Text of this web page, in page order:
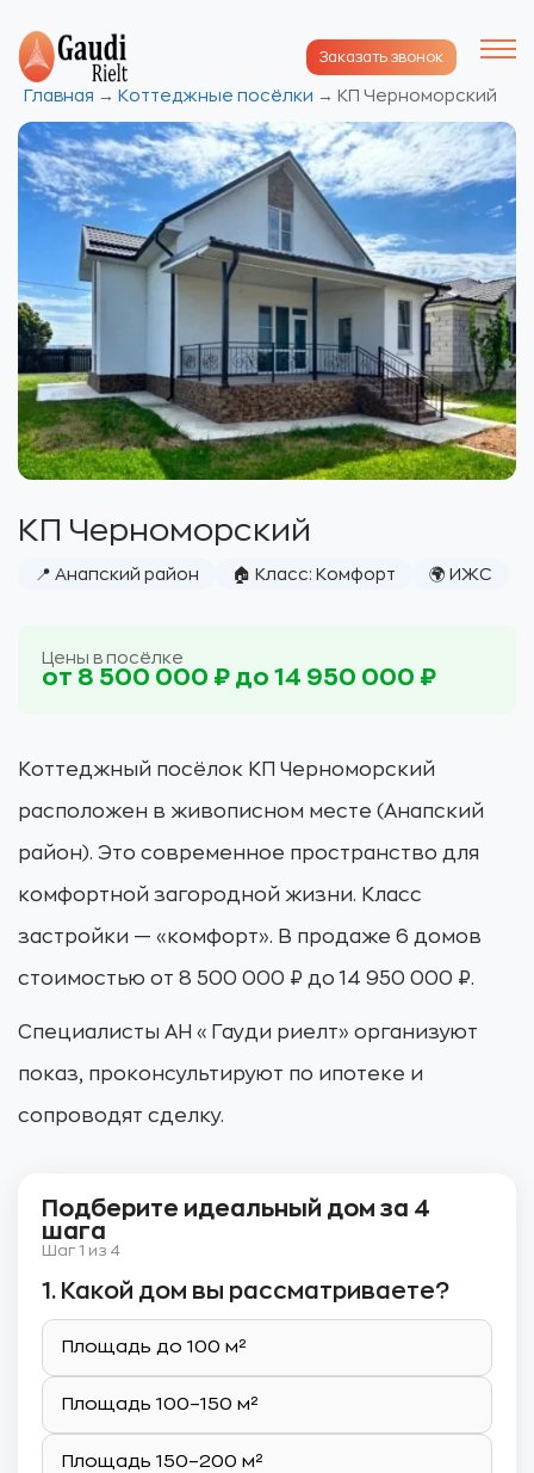
Заказать звонок
Главная → Коттеджные посёлки → КП Черноморский
КП Черноморский
📍 Анапский район 🏠 Класс: Комфорт 🌍 ИЖС
Цены в посёлке
от 8 500 000 ₽ до 14 950 000 ₽
Коттеджный посёлок КП Черноморский
расположен в живописном месте (Анапский
район). Это современное пространство для
комфортной загородной жизни. Класс
застройки — «комфорт». В продаже 6 домов
стоимостью от 8 500 000 ₽ до 14 950 000 ₽.
Специалисты АН «Гауди риелт» организуют
показ, проконсультируют по ипотеке и
сопроводят сделку.
Подберите идеальный дом за 4
шага
Шаг 1 из 4
1. Какой дом вы рассматриваете?
Площадь до 100 м²
Площадь 100–150 м²
Площадь 150–200 м²